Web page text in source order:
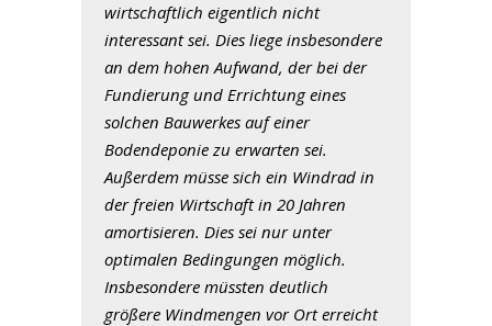
wirtschaftlich eigentlich nicht
interessant sei. Dies liege insbesondere
an dem hohen Aufwand, der bei der
Fundierung und Errichtung eines
solchen Bauwerkes auf einer
Bodendeponie zu erwarten sei.
Außerdem müsse sich ein Windrad in
der freien Wirtschaft in 20 Jahren
amortisieren. Dies sei nur unter
optimalen Bedingungen möglich.
Insbesondere müssten deutlich
größere Windmengen vor Ort erreicht